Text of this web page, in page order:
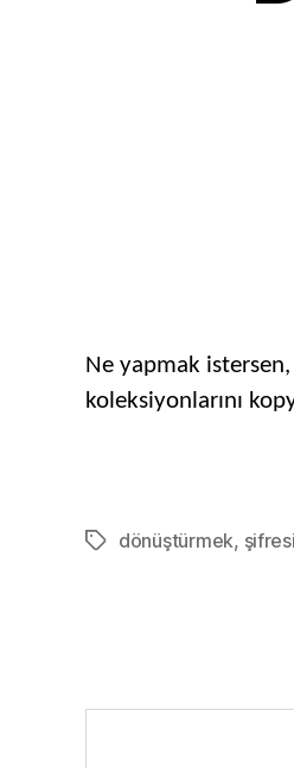
Ne yapmak istersen,
koleksiyonlarını
Etiketlerdönüştürmek,
yakın